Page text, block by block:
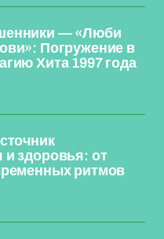
— «Люби
Погружение в
Хита 1997 года
и здоровья: от
ритмов